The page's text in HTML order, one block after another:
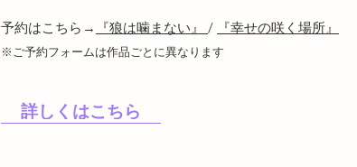
予約はこちら→ 『狼は噛まない』 / 『幸せの咲く場所』
※ご予約フォームは作品ごとに異なります
詳しくはこちら